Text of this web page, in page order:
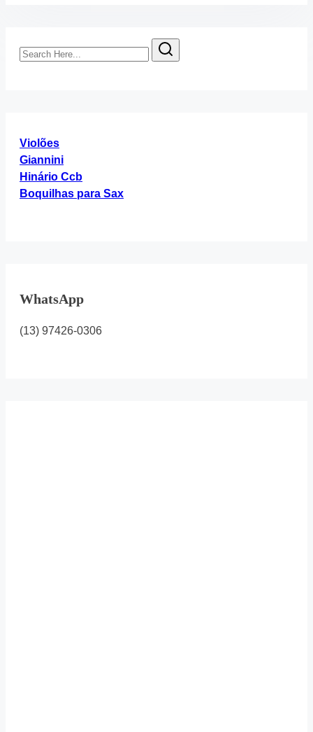
Search
Here...
Violões
Giannini
Hinário Ccb
Boquilhas para Sax
WhatsApp
(13) 97426-0306